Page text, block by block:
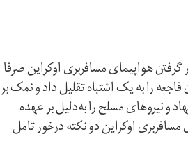
هواپیمای مسافربری اوکراین صرفا
را به یک اشتباه تقلیل داد و نمک بر
و نیروهای مسلح را به‌دلیل بر عهده
اوکراین دو نکته درخور تامل